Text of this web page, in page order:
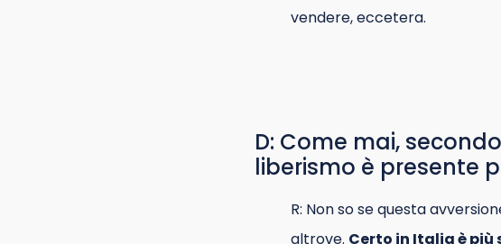
vendere, eccetera.
D: Come mai,
liberismo è presente
R: Non so se questa
altrove. Certo in Italia è